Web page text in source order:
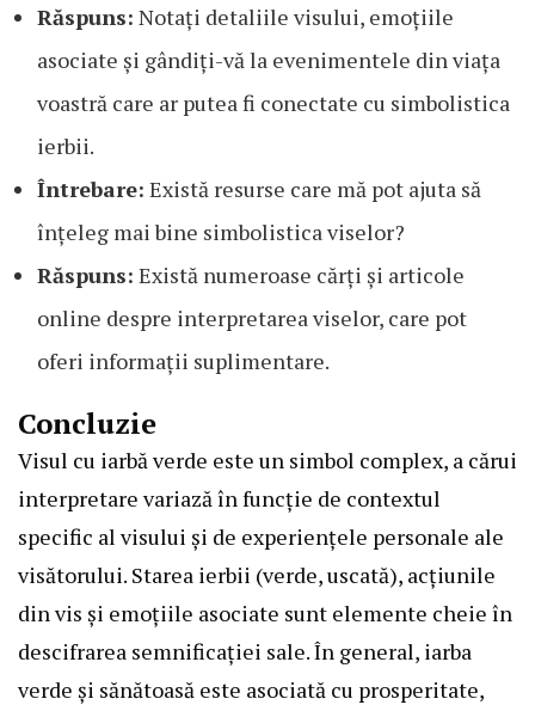
Răspuns: Notați detaliile visului, emoțiile
asociate și gândiți-vă la evenimentele din viața
voastră care ar putea fi conectate cu simbolistica
ierbii.
Întrebare: Există resurse care mă pot ajuta să
înțeleg mai bine simbolistica viselor?
Răspuns: Există numeroase cărți și articole
online despre interpretarea viselor, care pot
oferi informații suplimentare.
Concluzie
Visul cu iarbă verde este un simbol complex, a cărui
interpretare variază în funcție de contextul
specific al visului și de experiențele personale ale
visătorului. Starea ierbii (verde, uscată), acțiunile
din vis și emoțiile asociate sunt elemente cheie în
descifrarea semnificației sale. În general, iarba
verde și sănătoasă este asociată cu prosperitate,